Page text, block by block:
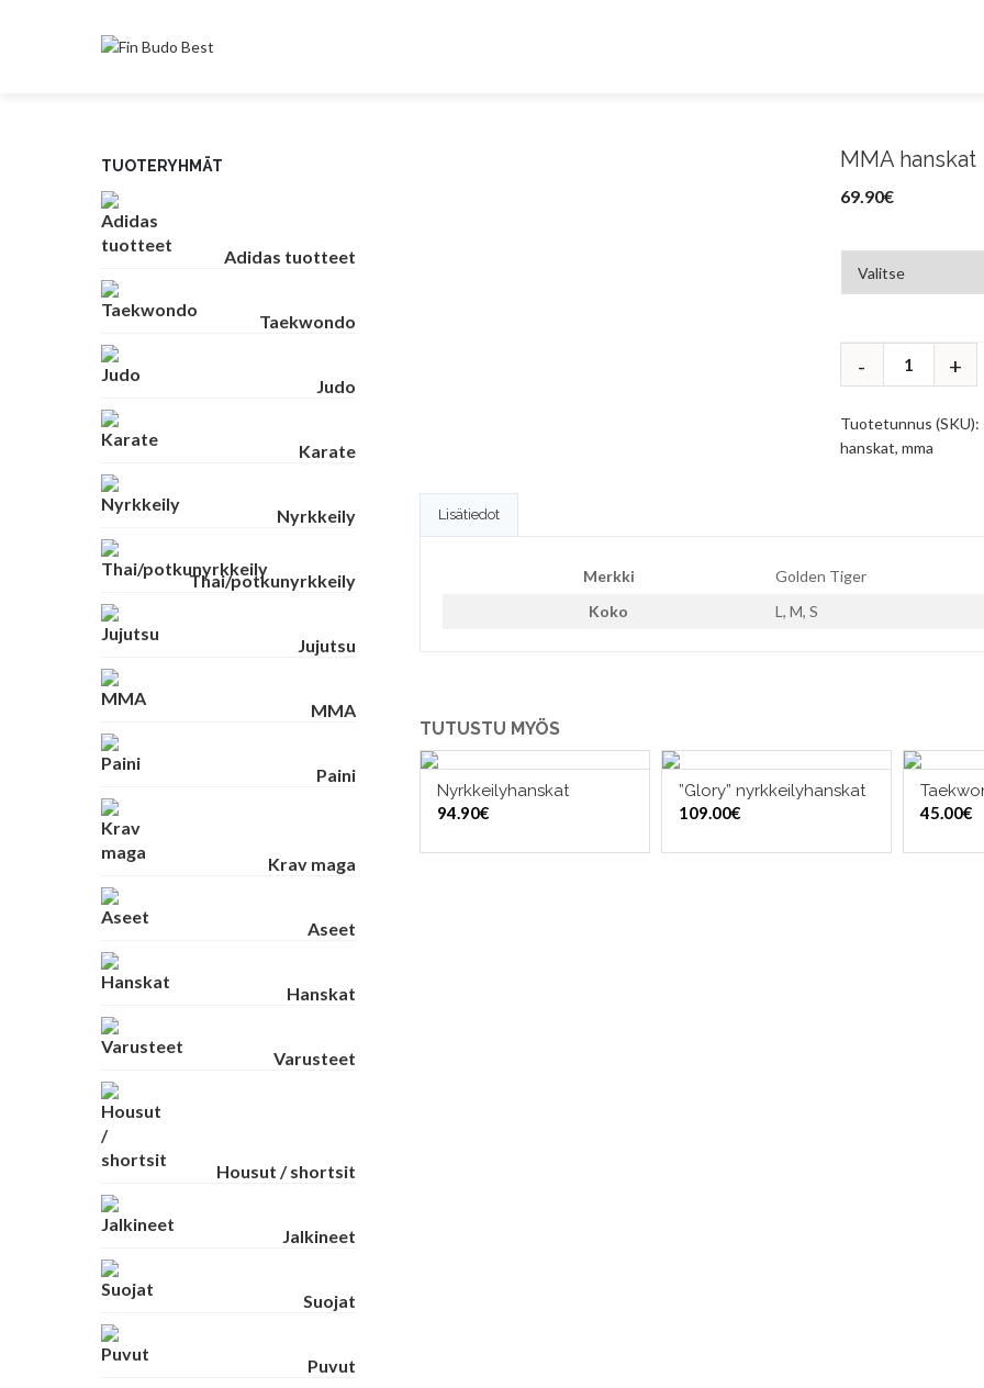
MMA hanskat
69.90€
Tuotetunnus (SKU):
hanskat, mma
Lisätiedot
Merkki
Golden Tiger
Koko
L, M, S
TUTUSTU MYÖS
VALITSE VAIHTOEHDOISTA
Nyrkkeilyhanskat
94.90€
LISÄÄ OSTOSKORIIN
”Glory” nyrkkeilyhanskat
109.00€
45.00€
TUOTERYHMÄT
Adidas tuotteet
Taekwondo
Judo
Karate
Nyrkkeily
Thai/potkunyrkkeily
Jujutsu
MMA
Paini
Krav maga
Aseet
Hanskat
Varusteet
Housut / shortsit
Jalkineet
Suojat
Puvut